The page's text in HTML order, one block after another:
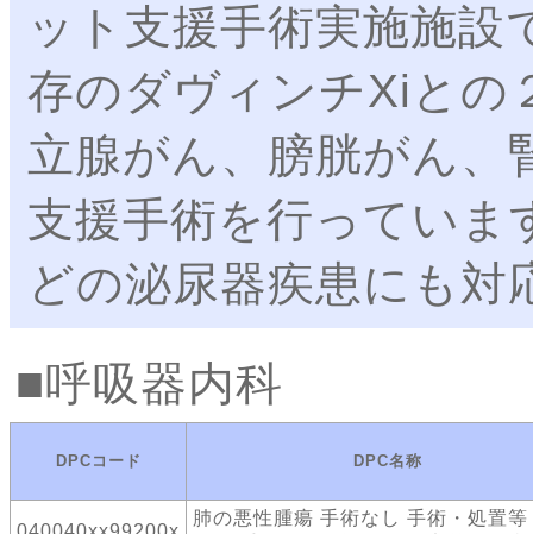
ット支援手術実施施設
存のダヴィンチXiとの
立腺がん、膀胱がん
支援手術を行っていま
どの泌尿器疾患にも対
呼吸器内科
DPCコード DPC名称
肺の悪性腫瘍 手術なし 手術・処置等